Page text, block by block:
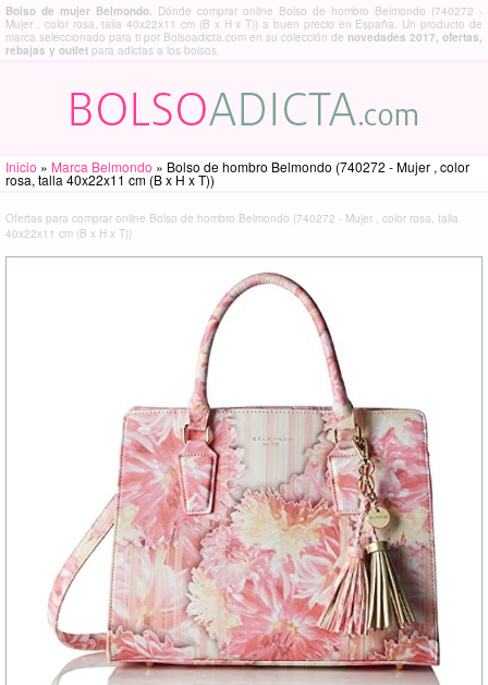
Bolso de mujer Belmondo. Dónde comprar online Bolso de hombro Belmondo (740272 -
Mujer , color rosa, talla 40x22x11 cm (B x H x T)) a buen precio en España. Un producto de
marca seleccionado para ti por Bolsoadicta.com en su colección de novedades 2017, ofertas,
rebajas y outlet para adictas a los bolsos.
Inicio » Marca Belmondo » Bolso de hombro Belmondo (740272 - Mujer , color
rosa, talla 40x22x11 cm (B x H x T))
Ofertas para comprar online Bolso de hombro Belmondo (740272 - Mujer , color rosa, talla
40x22x11 cm (B x H x T))